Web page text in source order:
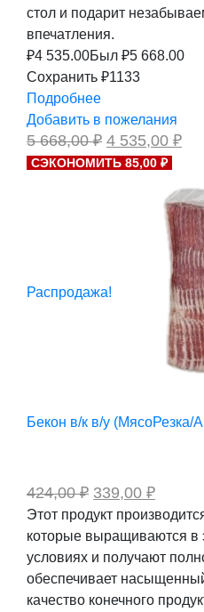
стол и подарит
впечатления.
₽4 535.00Был ₽5 668.00
Сохранить ₽1133
Подробнее
Добавить в пожелания
5 668,00₽
цена
составляла
668,00 ₽.
4 535,00 ₽
СЭКОНОМИТЬ 85,00 ₽
Распродажа!
Бекон в/к в/у (МясоРезка/
424,00₽
цена
составляла
424,00 ₽.
339,00 ₽
цена:
Этот продукт
которые выращиваются в
условиях и получают
обеспечивает
качество конечного